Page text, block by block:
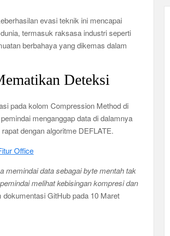
evasi teknik ini mencapai
termasuk raksasa industri seperti
berbahaya yang dikemas dalam
Deteksi
pada kolom Compression Method di
menganggap data di dalamnya
dengan algoritme DEFLATE.
Office
memindai data sebagai byte mentah tak
melihat kebisingan kompresi dan
GitHub pada 10 Maret